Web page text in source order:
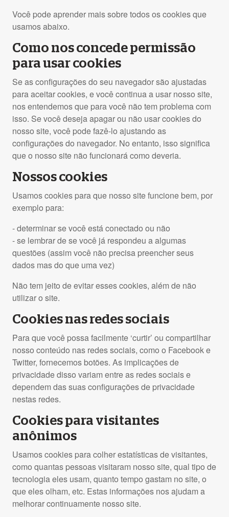
Você pode aprender mais sobre todos os cookies que
usamos abaixo.
Como nos concede permissão
para usar cookies
Se as configurações do seu navegador são ajustadas
para aceitar cookies, e você continua a usar nosso site,
nos entendemos que para você não tem problema com
isso. Se você deseja apagar ou não usar cookies do
nosso site, você pode fazê-lo ajustando as
configurações do navegador. No entanto, isso significa
que o nosso site não funcionará como deveria.
Nossos cookies
Usamos cookies para que nosso site funcione bem, por
exemplo para:
- determinar se você está conectado ou não
- se lembrar de se você já respondeu a algumas
questões (assim você não precisa preencher seus
dados mas do que uma vez)
Não tem jeito de evitar esses cookies, além de não
utilizar o site.
Cookies nas redes sociais
Para que você possa facilmente ‘curtir’ ou compartilhar
nosso conteúdo nas redes sociais, como o Facebook e
Twitter, fornecemos botões. As implicações de
privacidade disso variam entre as redes sociais e
dependem das suas configurações de privacidade
nestas redes.
Cookies para visitantes
anônimos
Usamos cookies para colher estatísticas de visitantes,
como quantas pessoas visitaram nosso site, qual tipo de
tecnologia eles usam, quanto tempo gastam no site, o
que eles olham, etc. Estas informações nos ajudam a
melhorar continuamente nosso site.